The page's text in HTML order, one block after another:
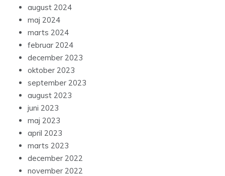
august 2024
maj 2024
marts 2024
februar 2024
december 2023
oktober 2023
september 2023
august 2023
juni 2023
maj 2023
april 2023
marts 2023
december 2022
november 2022